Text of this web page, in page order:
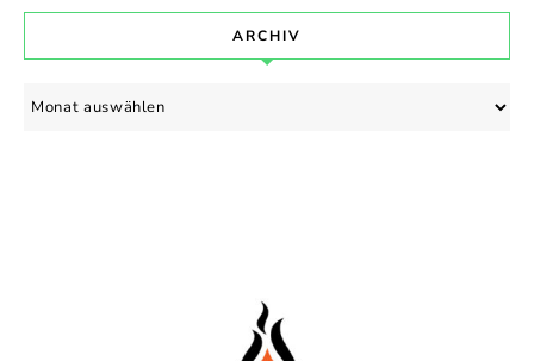
ARCHIV
Archiv